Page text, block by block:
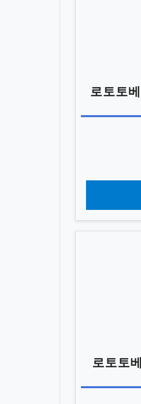
로토토
로토토